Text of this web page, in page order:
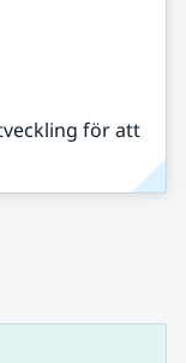
för att